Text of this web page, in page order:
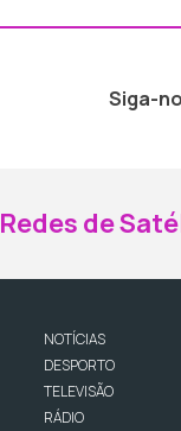
Siga-
Redes de
NOTÍCIAS
DESPORTO
TELEVISÃO
RÁDIO